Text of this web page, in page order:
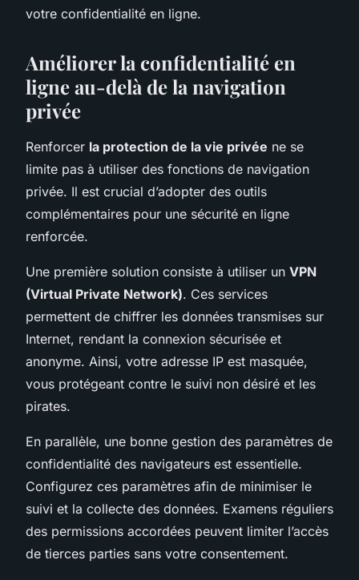
votre confidentialité en ligne.
Améliorer la confidentialité en
ligne au-delà de la navigation
privée
Renforcer la protection de la vie privée ne se
limite pas à utiliser des fonctions de navigation
privée. Il est crucial d’adopter des outils
complémentaires pour une sécurité en ligne
renforcée.
Une première solution consiste à utiliser un VPN
(Virtual Private Network). Ces services
permettent de chiffrer les données transmises sur
Internet, rendant la connexion sécurisée et
anonyme. Ainsi, votre adresse IP est masquée,
vous protégeant contre le suivi non désiré et les
pirates.
En parallèle, une bonne gestion des paramètres de
confidentialité des navigateurs est essentielle.
Configurez ces paramètres afin de minimiser le
suivi et la collecte des données. Examens réguliers
des permissions accordées peuvent limiter l’accès
de tierces parties sans votre consentement.